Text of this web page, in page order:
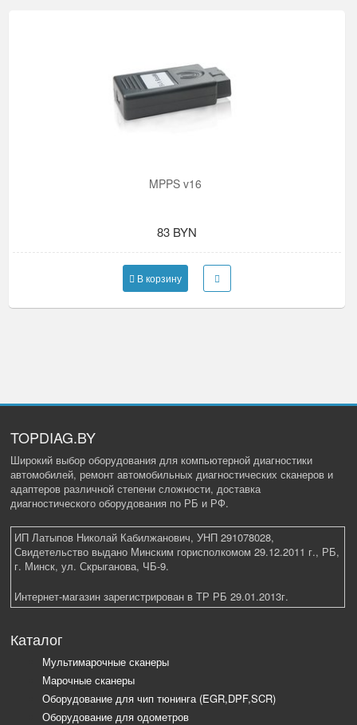
MPPS v16
83 BYN
В корзину
TOPDIAG.BY
Широкий выбор оборудования для компьютерной диагностики
автомобилей, ремонт автомобильных диагностических сканеров и
адаптеров различной степени сложности, доставка
диагностического оборудования по РБ и РФ.
ИП Латыпов Николай Кабилжанович, УНП 291078028,
Свидетельство выдано Минским горисполкомом 29.12.2011 г., РБ,
г. Минск, ул. Скрыганова, ЧБ-9.
Интернет-магазин зарегистрирован в ТР РБ 29.01.2013г.
Каталог
Мультимарочные сканеры
Марочные сканеры
Оборудование для чип тюнинга (EGR,DPF,SCR)
Оборудование для одометров